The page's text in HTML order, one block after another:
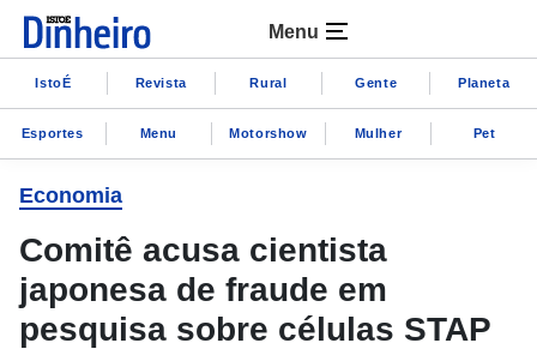
Menu
IstoÉ Revista Rural Gente Planeta
Esportes Menu Motorshow Mulher Pet
Economia
Comitê acusa cientista
japonesa de fraude em
pesquisa sobre células STAP